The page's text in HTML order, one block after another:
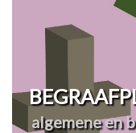
algemene en